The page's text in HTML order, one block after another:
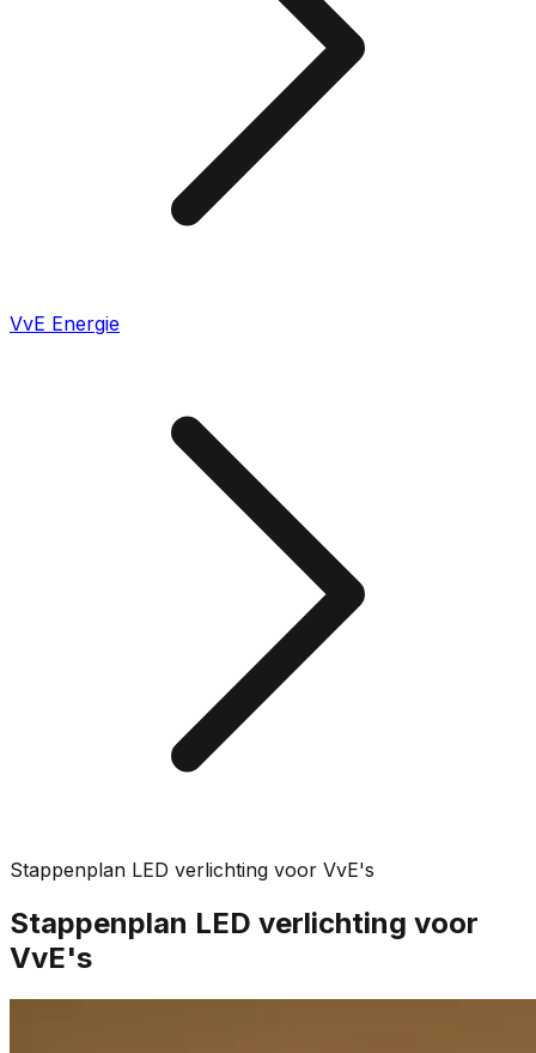
VvE Energie
Stappenplan LED verlichting voor VvE's
Stappenplan LED verlichting voor
VvE's